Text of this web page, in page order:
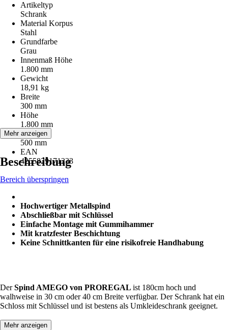
Artikeltyp
Schrank
Material Korpus
Stahl
Grundfarbe
Grau
Innenmaß Höhe
1.800 mm
Gewicht
18,91 kg
Breite
300 mm
Höhe
1.800 mm
Tiefe
500 mm
EAN
4255829171233
Mehr anzeigen
Beschreibung
Bereich überspringen
Hochwertiger Metallspind
Abschließbar mit Schlüssel
Einfache Montage mit Gummihammer
Mit kratzfester Beschichtung
Keine Schnittkanten für eine risikofreie Handhabung
DerSpind AMEGO von PROREGAL ist 180cm hoch und
walhweise in 30 cm oder 40 cm Breite verfügbar. Der Schrank hat ein
Schloss mit Schlüssel und ist bestens als Umkleideschrank geeignet.
Mehr anzeigen